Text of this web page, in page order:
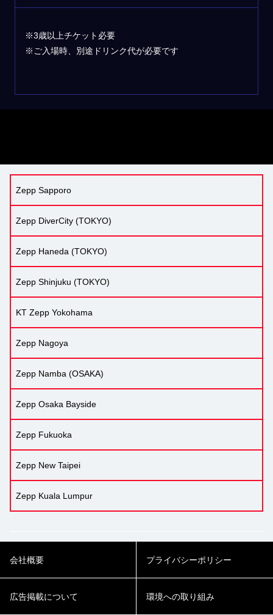
※3歳以上チケット必要
※ご入場時、別途ドリンク代が必要です
Zepp Sapporo
Zepp DiverCity (TOKYO)
Zepp Haneda (TOKYO)
Zepp Shinjuku (TOKYO)
KT Zepp Yokohama
Zepp Nagoya
Zepp Namba (OSAKA)
Zepp Osaka Bayside
Zepp Fukuoka
Zepp New Taipei
Zepp Kuala Lumpur
会社概要 プライバシーポリシー
広告掲載について 環境への取り組み